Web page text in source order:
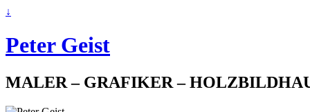
↓
Peter Geist
MALER – GRAFIKER –